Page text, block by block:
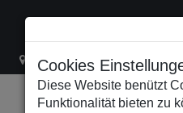
Cookies
Diese Website benützt
Funktionalität bieten zu
Lacknergasse 78 +43/1/